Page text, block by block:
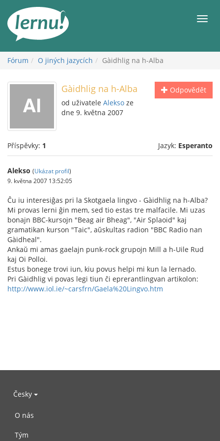
obsahu
Fórum O jiných jazycích Gàidhlig na h-Alba
Odpovědět
Gàidhlig na h-Alba
od uživatele Alekso ze
dne 9. května 2007
Příspěvky: 1 Jazyk: Esperanto
Alekso (Ukázat profil)
9. května 2007 13:52:05
Ĉu iu interesiĝas pri la Skotgaela lingvo - Gàidhlig na h-Alba?
Mi provas lerni ĝin mem, sed tio estas tre malfacile. Mi uzas
bonajn BBC-kursojn "Beag air Bheag", "Air Splaoid" kaj
gramatikan kurson "Taic", aŭskultas radion "BBC Radio nan
Gàidheal".
Ankaŭ mi amas gaelajn punk-rock grupojn Mill a h-Uile Rud
kaj Oi Polloi.
Estus bonege trovi iun, kiu povus helpi mi kun la lernado.
Pri Gàidhlig vi povas legi tiun ĉi eprerantlingvan artikolon:
http://www.iol.ie/~carsfrn/Gaela%20Lingvo.htm
Česky
O nás
Tým